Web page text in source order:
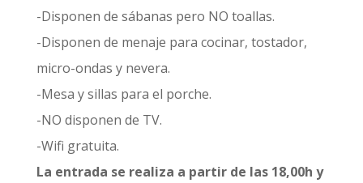
-Disponen de sábanas pero NO toallas.
-Disponen de menaje para cocinar, tostador,
micro-ondas y nevera.
-Mesa y sillas para el porche.
-NO disponen de TV.
-Wifi gratuita.
La entrada se realiza a partir de las 18,00h y